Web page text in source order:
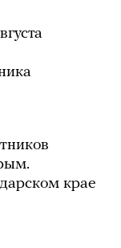
крае